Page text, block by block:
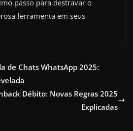
passo para destravar o
ferramenta em seus
de Chats WhatsApp 2025:
Débito: Novas Regras 2025
Explicadas